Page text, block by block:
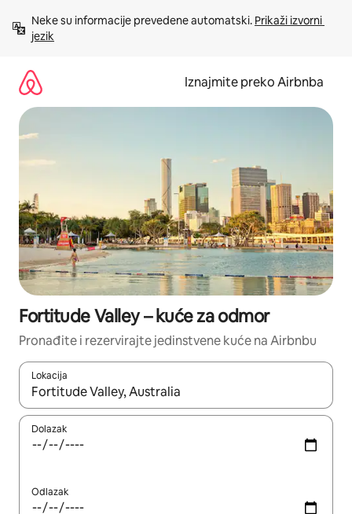
sadržaj
Neke su informacije prevedene automatski. Prikaži izvorni
jezik
Iznajmite preko Airbnba
Fortitude Valley – kuće za odmor
Pronađite i rezervirajte jedinstvene kuće na Airbnbu
Lokacija
Kada budu dostupni rezultati, moći ćete ih pregledati
Dolazak
Odlazak